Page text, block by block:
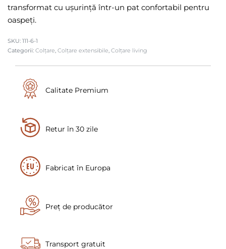
transformat cu ușurință într-un pat confortabil pentru
oaspeți.
111-6-1
Categorii: Colțare, Colțare extensibile, Colțare living
Calitate Premium
Retur în 30 zile
Fabricat în Europa
Preț de producător
Transport gratuit